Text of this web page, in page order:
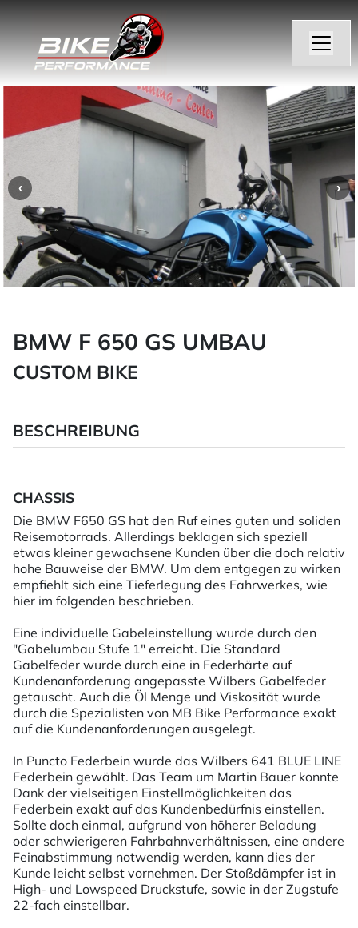
BMW F 650 GS UMBAU
CUSTOM BIKE
BESCHREIBUNG
CHASSIS
Die BMW F650 GS hat den Ruf eines guten und soliden
Reisemotorrads. Allerdings beklagen sich speziell
etwas kleiner gewachsene Kunden über die doch relativ
hohe Bauweise der BMW. Um dem entgegen zu wirken
empfiehlt sich eine Tieferlegung des Fahrwerkes, wie
hier im folgenden beschrieben.
Eine individuelle Gabeleinstellung wurde durch den
"Gabelumbau Stufe 1" erreicht. Die Standard
Gabelfeder wurde durch eine in Federhärte auf
Kundenanforderung angepasste Wilbers Gabelfeder
getauscht. Auch die Öl Menge und Viskosität wurde
durch die Spezialisten von MB Bike Performance exakt
auf die Kundenanforderungen ausgelegt.
In Puncto Federbein wurde das Wilbers 641 BLUE LINE
Federbein gewählt. Das Team um Martin Bauer konnte
Dank der vielseitigen Einstellmöglichkeiten das
Federbein exakt auf das Kundenbedürfnis einstellen.
Sollte doch einmal, aufgrund von höherer Beladung
oder schwierigeren Fahrbahnverhältnissen, eine andere
Feinabstimmung notwendig werden, kann dies der
Kunde leicht selbst vornehmen. Der Stoßdämpfer ist in
High- und Lowspeed Druckstufe, sowie in der Zugstufe
22-fach einstellbar.